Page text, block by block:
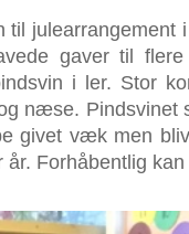
til julearrangement
gaver til
i ler. Stor
næse. Pindsvinet
givet væk men
Forhåbentlig